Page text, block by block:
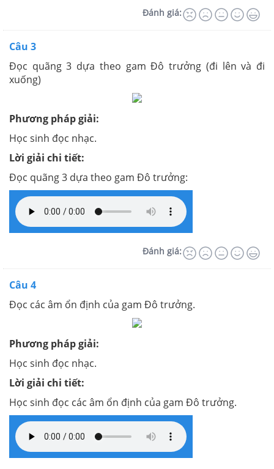
Đánh giá:
Câu 3
Đọc quãng 3 dựa theo gam Đô trưởng (đi lên và đi
xuống)
Phương pháp giải:
Học sinh đọc nhạc.
Lời giải chi tiết:
Đọc quãng 3 dựa theo gam Đô trưởng:
Đánh giá:
Câu 4
Đọc các âm ổn định của gam Đô trưởng.
Phương pháp giải:
Học sinh đọc nhạc.
Lời giải chi tiết:
Học sinh đọc các âm ổn định của gam Đô trưởng.